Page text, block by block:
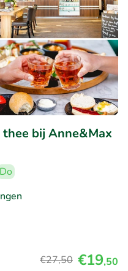
bij Anne&Max
Do
€27,50 €19,50